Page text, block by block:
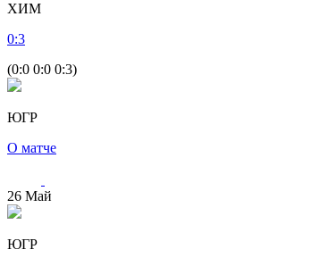
ХИМ
0:3
(0:0 0:0 0:3)
ЮГР
О матче
26 Май
ЮГР